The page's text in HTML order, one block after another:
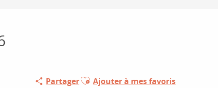
PartagerAjouter aux favoris
Ajouter à mes favoris